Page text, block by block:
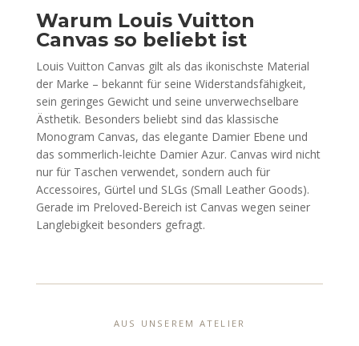
Warum Louis Vuitton
Canvas so beliebt ist
Louis Vuitton Canvas gilt als das ikonischste Material
der Marke – bekannt für seine Widerstandsfähigkeit,
sein geringes Gewicht und seine unverwechselbare
Ästhetik. Besonders beliebt sind das klassische
Monogram Canvas, das elegante Damier Ebene und
das sommerlich-leichte Damier Azur. Canvas wird nicht
nur für Taschen verwendet, sondern auch für
Accessoires, Gürtel und SLGs (Small Leather Goods).
Gerade im Preloved-Bereich ist Canvas wegen seiner
Langlebigkeit besonders gefragt.
AUS UNSEREM ATELIER